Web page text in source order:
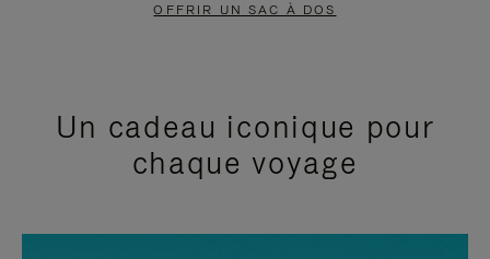
OFFRIR UN SAC À DOS
Un cadeau iconique pour
chaque voyage